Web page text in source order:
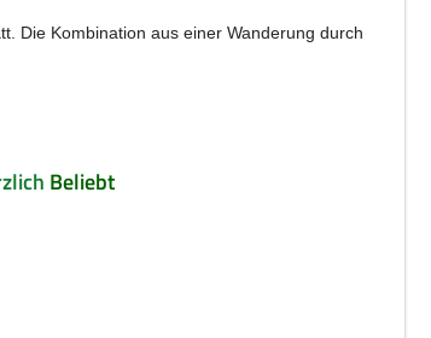
Die Kombination aus einer Wanderung durch
Beliebt